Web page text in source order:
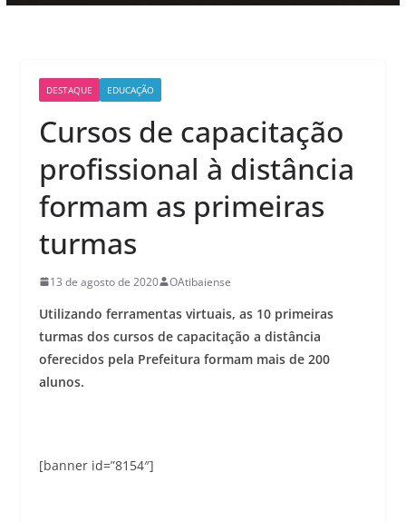
DESTAQUE EDUCAÇÃO
Cursos de capacitação
profissional à distância
formam as primeiras
turmas
13 de agosto de 2020 OAtibaiense
Utilizando ferramentas virtuais, as 10 primeiras
turmas dos cursos de capacitação a distância
oferecidos pela Prefeitura formam mais de 200
alunos.
[banner id=”8154″]